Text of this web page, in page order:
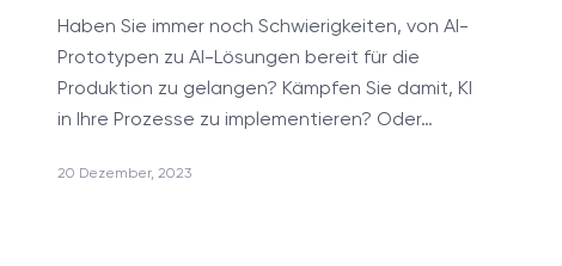
Haben Sie immer noch Schwierigkeiten, von AI-
Prototypen zu AI-Lösungen bereit für die
Produktion zu gelangen? Kämpfen Sie damit, KI
in Ihre Prozesse zu implementieren? Oder…
20 Dezember, 2023